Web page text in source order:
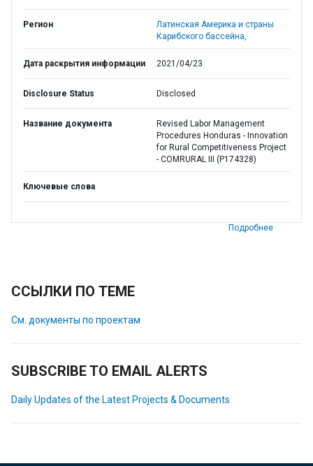
Регион
Латинская Америка и страны
Карибского бассейна,
Дата раскрытия информации 2021/04/23
Disclosure Status Disclosed
Название документа
Revised Labor Management
Procedures Honduras - Innovation
for Rural Competitiveness Project
- COMRURAL III (P174328)
Ключевые слова
Подробнее
ССЫЛКИ ПО ТЕМЕ
См. документы по проектам
SUBSCRIBE TO EMAIL ALERTS
Daily Updates of the Latest Projects & Documents